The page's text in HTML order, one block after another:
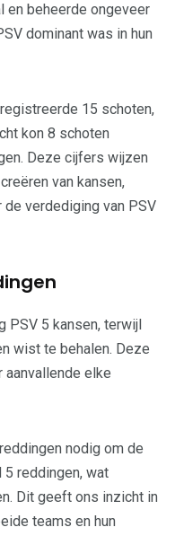
en beheerde ongeveer
dominant was in hun
15 schoten,
kon 8 schoten
Deze cijfers wijzen
van kansen,
verdediging van PSV
PSV 5 kansen, terwijl
wist te behalen. Deze
aanvallende elke
nodig om de
5 reddingen, wat
Dit geeft ons inzicht in
teams en hun